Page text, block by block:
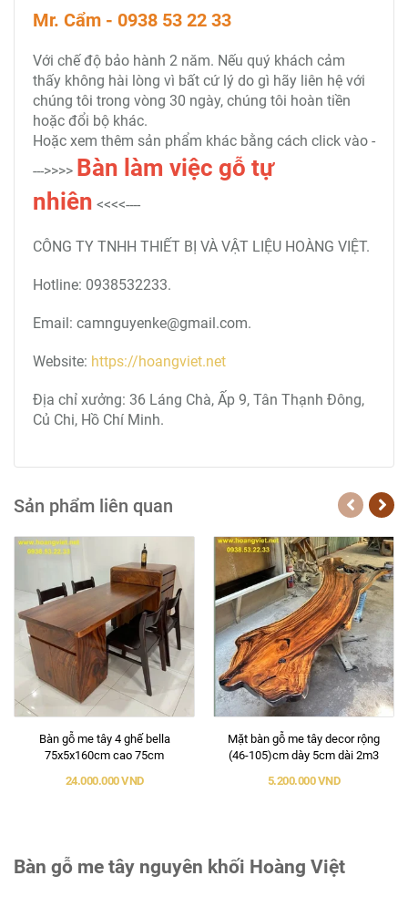
Mr. Cẩm - 0938 53 22 33
Với chế độ bảo hành 2 năm. Nếu quý khách cảm
thấy không hài lòng vì bất cứ lý do gì hãy liên hệ với
chúng tôi trong vòng 30 ngày, chúng tôi hoàn tiền
hoặc đổi bộ khác.
Hoặc xem thêm sản phẩm khác bằng cách click vào -
--->>>> Bàn làm việc gỗ tự
nhiên <<<<----
CÔNG TY TNHH THIẾT BỊ VÀ VẬT LIỆU HOÀNG VIỆT.
Hotline: 0938532233.
Email: camnguyenke@gmail.com.
Website: https://hoangviet.net
Địa chỉ xưởng: 36 Láng Chà, Ấp 9, Tân Thạnh Đông,
Củ Chi, Hồ Chí Minh.
Sản phẩm liên quan
Bàn gỗ me tây 4 ghế bella
75x5x160cm cao 75cm
24.000.000 VND
Mặt bàn gỗ me tây decor rộng
(46-105)cm dày 5cm dài 2m3
5.200.000 VND
Bàn gỗ me tây nguyên khối Hoàng Việt